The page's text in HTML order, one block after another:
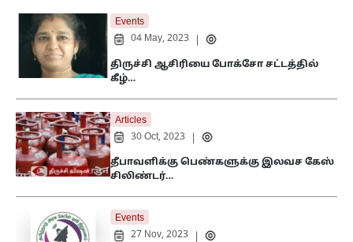
Events
04 May, 2023
திருச்சி ஆசிரியை போக்சோ சட்டத்தில்
கீழ்…
Articles
30 Oct, 2023
தீபாவளிக்கு பெண்களுக்கு இலவச கேஸ்
சிலிண்டர்…
Events
27 Nov, 2023